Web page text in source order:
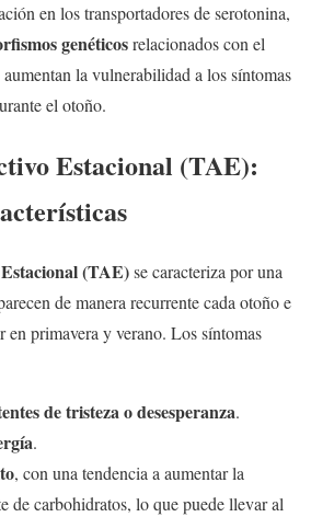
en los transportadores de serotonina,
genéticosrelacionados con el
la vulnerabilidad a los síntomas
el otoño.
Estacional (TAE):
(TAE)se caracteriza por una
de manera recurrente cada otoño e
primavera y verano. Los síntomas
de tristeza o desesperanza.
.
, con una tendencia a aumentar la
de carbohidratos, lo que puede llevar al